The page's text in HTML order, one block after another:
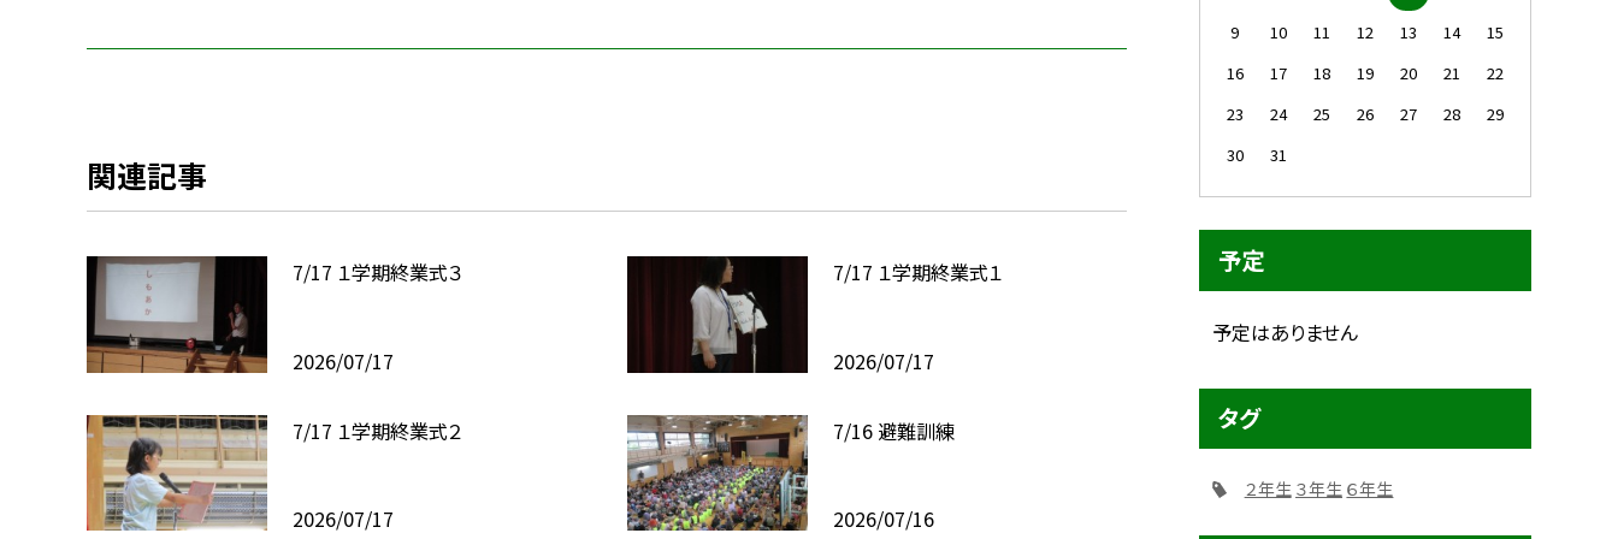
関連記事
7/17 １学期終業式３
2026/07/17
7/17 １学期終業式１
2026/07/17
7/17 １学期終業式２
2026/07/17
7/16 避難訓練
2026/07/16
9
10 11 12 13 14
15
16
17 18 19 20 21
22
23
24 25 26 27 28
29
30
31
予定
予定はありません
タグ
２年生 ３年生 ６年生